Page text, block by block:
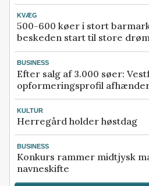
KVÆG
500-600 køer i stort
beskeden start til store
BUSINESS
Efter salg af 3.000 søer:
opformeringsprofil
KULTUR
Herregård holder høstdag
BUSINESS
Konkurs rammer midtjysk
navneskifte